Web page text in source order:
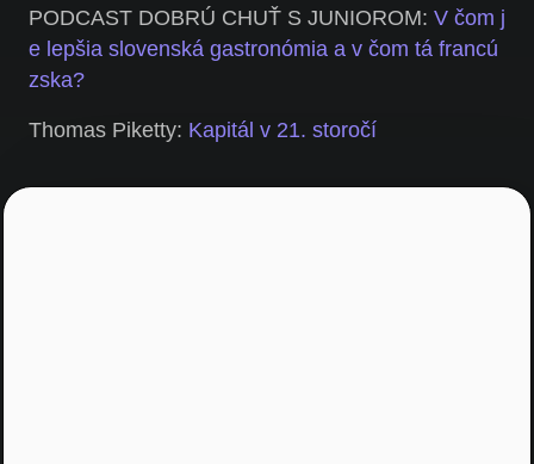
PODCAST DOBRÚ CHUŤ S JUNIOROM: V čom j
e lepšia slovenská gastronómia a v čom tá francú
zska?
Thomas Piketty: Kapitál v 21. storočí